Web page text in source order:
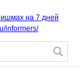
на 7 дней
informers/